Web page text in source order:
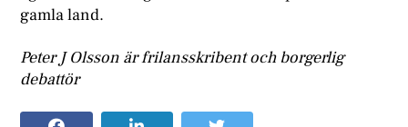
gamla land.
Peter J Olsson är frilansskribent och borgerlig
debattör